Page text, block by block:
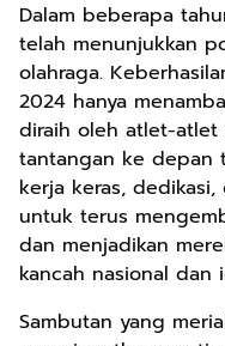
Dalam beberapa
telah menunjukkan
olahraga.
2024 hanya
diraih oleh atlet-atlet
tantangan ke depan
kerja keras,
untuk terus
dan menjadikan
kancah nasional dan
Sambutan yang